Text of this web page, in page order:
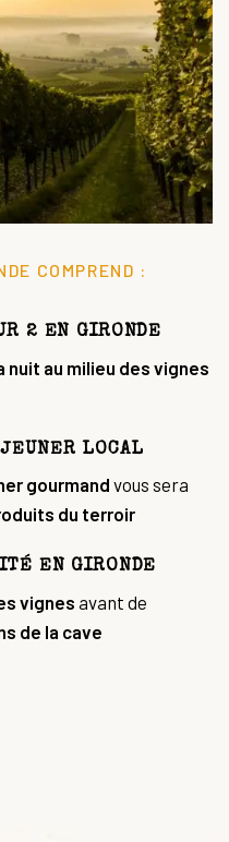
COMPREND :
2 EN GIRONDE
nuit au milieu des vignes
LOCAL
gourmand vous sera
du terroir
EN GIRONDE
vignes avant de
de la cave